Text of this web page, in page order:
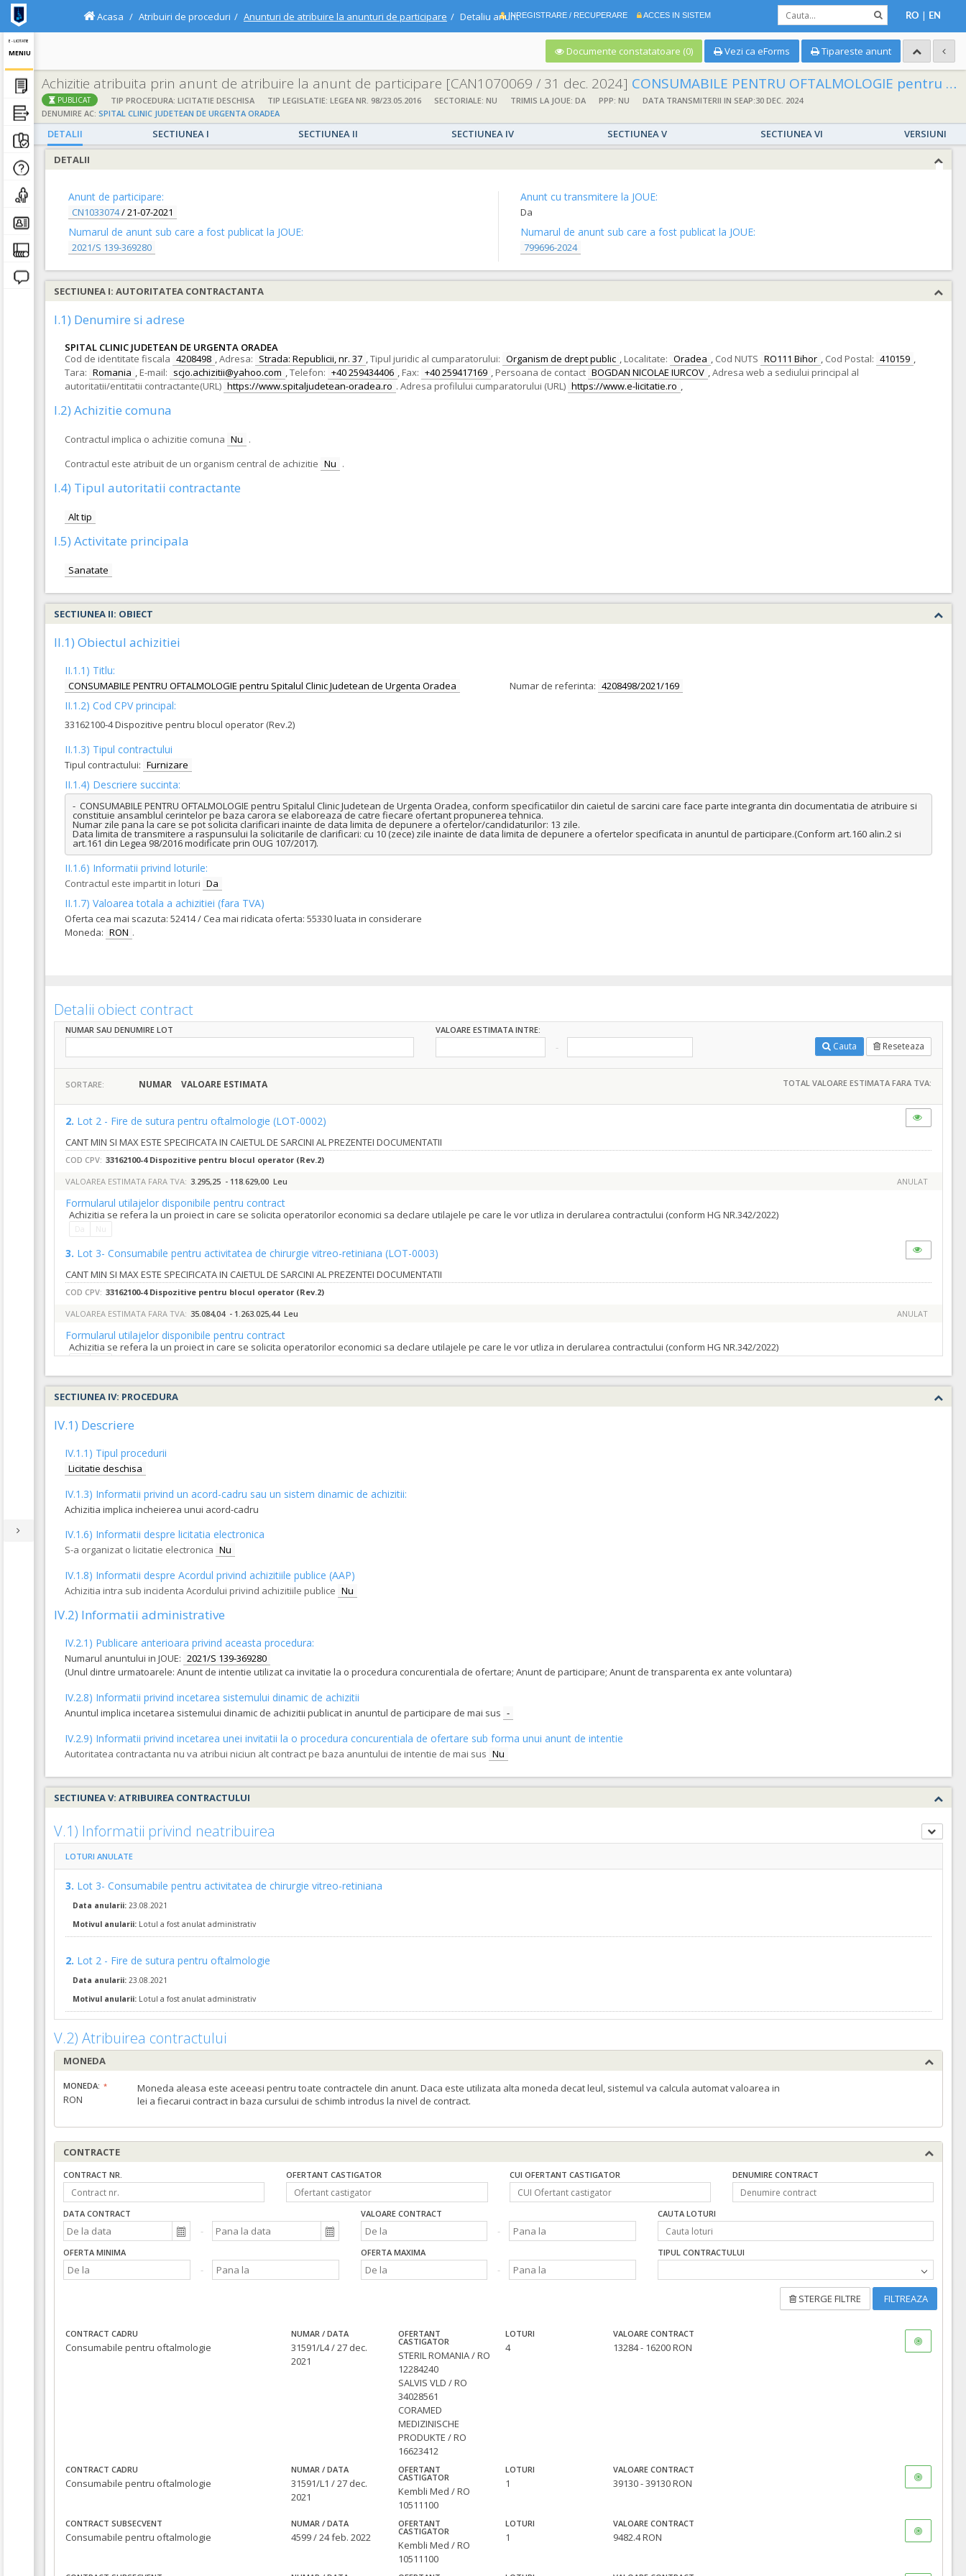
E - LICITATIE
MENIU
INREGISTRARE / RECUPERARE ACCES IN SISTEM RO | EN
Acasa Atribuiri de proceduri Anunturi de atribuire la anunturi de participare Detaliu anunt
Documente constatatoare (0) Vezi ca eForms Tipareste anunt
Achizitie atribuita prin anunt de atribuire la anunt de participare [CAN1070069 / 31 dec. 2024] CONSUMABILE PENTRU OFTALMOLOGIE pentru Spitalul Clinic Judetean de Urgenta Oradea
PUBLICAT TIP PROCEDURA: LICITATIE DESCHISA TIP LEGISLATIE: LEGEA NR. 98/23.05.2016 SECTORIALE: NU TRIMIS LA JOUE: DA PPP: NU
DATA TRANSMITERII IN SEAP:30 DEC. 2024
DENUMIRE AC: SPITAL CLINIC JUDETEAN DE URGENTA ORADEA
DETALII SECTIUNEA I SECTIUNEA II SECTIUNEA IV SECTIUNEA V SECTIUNEA VI
VERSIUNI
DETALII
Anunt de participare:
CN1033074/21-07-2021
Numarul de anunt sub care a fost publicat la JOUE:
2021/S 139-369280
Anunt cu transmitere la JOUE:
Da
Numarul de anunt sub care a fost publicat la JOUE:
799696-2024
SECTIUNEA I: AUTORITATEA CONTRACTANTA
I.1) Denumire si adrese
SPITAL CLINIC JUDETEAN DE URGENTA ORADEA
Cod de identitate fiscala 4208498 ,Adresa: Strada: Republicii, nr. 37 ,Tipul juridic al cumparatorului: Organism de drept public , Localitate: Oradea , Cod NUTS RO111 Bihor , Cod Postal: 410159 ,
Tara: Romania , E-mail: scjo.achizitii@yahoo.com ,Telefon: +40 259434406 , Fax: +40 259417169 , Persoana de contact BOGDAN NICOLAE IURCOV ,Adresa web a sediului principal al
autoritatii/entitatii contractante(URL) https://www.spitaljudetean-oradea.ro . Adresa profilului cumparatorului (URL) https://www.e-licitatie.ro ,
I.2) Achizitie comuna
Contractul implica o achizitie comuna Nu .
Contractul este atribuit de un organism central de achizitie Nu .
I.4) Tipul autoritatii contractante
Alt tip
I.5) Activitate principala
Sanatate
SECTIUNEA II: OBIECT
II.1) Obiectul achizitiei
II.1.1) Titlu:
CONSUMABILE PENTRU OFTALMOLOGIE pentru Spitalul Clinic Judetean de Urgenta Oradea Numar de referinta: 4208498/2021/169
II.1.2) Cod CPV principal:
33162100-4 Dispozitive pentru blocul operator (Rev.2)
II.1.3) Tipul contractului
Tipul contractului: Furnizare
II.1.4) Descriere succinta:
-  CONSUMABILE PENTRU OFTALMOLOGIE pentru Spitalul Clinic Judetean de Urgenta Oradea, conform specificatiilor din caietul de sarcini care face parte integranta din documentatia de atribuire si
constituie ansamblul cerintelor pe baza carora se elaboreaza de catre fiecare ofertant propunerea tehnica.
Numar zile pana la care se pot solicita clarificari inainte de data limita de depunere a ofertelor/candidaturilor: 13 zile.
Data limita de transmitere a raspunsului la solicitarile de clarificari: cu 10 (zece) zile inainte de data limita de depunere a ofertelor specificata in anuntul de participare.(Conform art.160 alin.2 si
art.161 din Legea 98/2016 modificate prin OUG 107/2017).
II.1.6) Informatii privind loturile:
Contractul este impartit in loturi Da
II.1.7) Valoarea totala a achizitiei (fara TVA)
Oferta cea mai scazuta: 52414 / Cea mai ridicata oferta: 55330 luata in considerare
Moneda: RON .
Detalii obiect contract
NUMAR SAU DENUMIRE LOT VALOARE ESTIMATA INTRE:
Cauta Reseteaza
SORTARE: NUMAR VALOARE ESTIMATA TOTAL VALOARE ESTIMATA FARA TVA:
2. Lot 2 - Fire de sutura pentru oftalmologie (LOT-0002)
CANT MIN SI MAX ESTE SPECIFICATA IN CAIETUL DE SARCINI AL PREZENTEI DOCUMENTATII
COD CPV: 33162100-4 Dispozitive pentru blocul operator (Rev.2)
VALOAREA ESTIMATA FARA TVA: 3.295,25 - 118.629,00 Leu ANULAT
Formularul utilajelor disponibile pentru contract
Achizitia se refera la un proiect in care se solicita operatorilor economici sa declare utilajele pe care le vor utliza in derularea contractului (conform HG NR.342/2022)
3. Lot 3- Consumabile pentru activitatea de chirurgie vitreo-retiniana (LOT-0003)
CANT MIN SI MAX ESTE SPECIFICATA IN CAIETUL DE SARCINI AL PREZENTEI DOCUMENTATII
COD CPV: 33162100-4 Dispozitive pentru blocul operator (Rev.2)
VALOAREA ESTIMATA FARA TVA: 35.084,04 - 1.263.025,44 Leu ANULAT
Formularul utilajelor disponibile pentru contract
Achizitia se refera la un proiect in care se solicita operatorilor economici sa declare utilajele pe care le vor utliza in derularea contractului (conform HG NR.342/2022)
4. Lot 4 – Camp operator steril 100x120cm cu orificiu central si punga colectoare de fluide(LOT-0004)
CANT MIN SI MAX ESTE SPECIFICATA IN CAIETUL DE SARCINI AL PREZENTEI DOCUMENTATII
COD CPV: 33162100-4 Dispozitive pentru blocul operator (Rev.2)
Formularul utilajelor disponibile pentru contract
Achizitia se refera la un proiect in care se solicita operatorilor economici sa declare utilajele pe care le vor utliza in derularea contractului (conform HG NR.342/2022)
Da Nu
1. Lot 1 - Cutite pentru oftalmologie(LOT-0001)
CANT MIN SI MAX ESTE SPECIFICATA IN CAIETUL DE SARCINI AL PREZENTEI DOCUMENTATII
COD CPV: 33162100-4 Dispozitive pentru blocul operator (Rev.2)
VALOAREA ESTIMATA FARA TVA: 2.016,00 - 109.200,00 Leu
Formularul utilajelor disponibile pentru contract
Achizitia se refera la un proiect in care se solicita operatorilor economici sa declare utilajele pe care le vor utliza in derularea contractului (conform HG NR.342/2022)
SECTIUNEA IV: PROCEDURA
IV.1) Descriere
IV.1.1) Tipul procedurii
Licitatie deschisa
IV.1.3) Informatii privind un acord-cadru sau un sistem dinamic de achizitii:
Achizitia implica incheierea unui acord-cadru
IV.1.6) Informatii despre licitatia electronica
S-a organizat o licitatie electronica Nu
IV.1.8) Informatii despre Acordul privind achizitiile publice (AAP)
Achizitia intra sub incidenta Acordului privind achizitiile publice Nu
IV.2) Informatii administrative
IV.2.1) Publicare anterioara privind aceasta procedura:
Numarul anuntului in JOUE: 2021/S 139-369280
(Unul dintre urmatoarele: Anunt de intentie utilizat ca invitatie la o procedura concurentiala de ofertare; Anunt de participare; Anunt de transparenta ex ante voluntara)
IV.2.8) Informatii privind incetarea sistemului dinamic de achizitii
Anuntul implica incetarea sistemului dinamic de achizitii publicat in anuntul de participare de mai sus -
IV.2.9) Informatii privind incetarea unei invitatii la o procedura concurentiala de ofertare sub forma unui anunt de intentie
Autoritatea contractanta nu va atribui niciun alt contract pe baza anuntului de intentie de mai sus Nu
SECTIUNEA V: ATRIBUIREA CONTRACTULUI
V.1) Informatii privind neatribuirea
LOTURI ANULATE
3. Lot 3- Consumabile pentru activitatea de chirurgie vitreo-retiniana
Data anularii: 23.08.2021
Motivul anularii: Lotul a fost anulat administrativ
2. Lot 2 - Fire de sutura pentru oftalmologie
Data anularii: 23.08.2021
Motivul anularii: Lotul a fost anulat administrativ
V.2) Atribuirea contractului
MONEDA
MONEDA:
RON
Moneda aleasa este aceeasi pentru toate contractele din anunt. Daca este utilizata alta moneda decat leul, sistemul va calcula automat valoarea in
lei a fiecarui contract in baza cursului de schimb introdus la nivel de contract.
CONTRACTE
CONTRACT NR. OFERTANT CASTIGATOR CUI OFERTANT CASTIGATOR DENUMIRE CONTRACT
DATA CONTRACT VALOARE CONTRACT CAUTA LOTURI
OFERTA MINIMA OFERTA MAXIMA TIPUL CONTRACTULUI
STERGE FILTRE FILTREAZA
CONTRACT CADRU
Consumabile pentru oftalmologie
NUMAR / DATA
31591/L4 / 27 dec.
2021
OFERTANT
CASTIGATOR
STERIL ROMANIA / RO
12284240
SALVIS VLD / RO
34028561
CORAMED
MEDIZINISCHE
PRODUKTE / RO
16623412
LOTURI
4
VALOARE CONTRACT
13284 - 16200 RON
CONTRACT CADRU
Consumabile pentru oftalmologie
NUMAR / DATA
31591/L1 / 27 dec.
2021
OFERTANT
CASTIGATOR
Kembli Med / RO
10511100
LOTURI
1
VALOARE CONTRACT
39130 - 39130 RON
CONTRACT SUBSECVENT
Consumabile pentru oftalmologie
NUMAR / DATA
4599 / 24 feb. 2022
OFERTANT
CASTIGATOR
Kembli Med / RO
10511100
LOTURI
1
VALOARE CONTRACT
9482.4 RON